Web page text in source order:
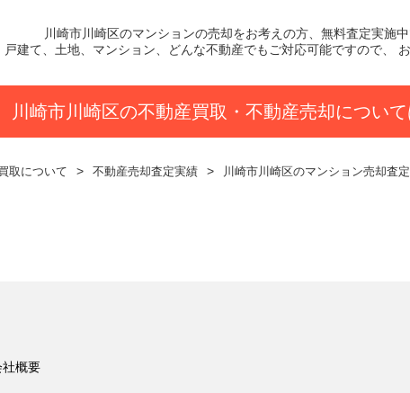
川崎市川崎区のマンションの売却をお考えの方、無料査定実施中
戸建て、土地、マンション、どんな不動産でもご対応可能ですので、
川崎市川崎区の不動産買取・不動産売却につい
取について 不動産売却査定実績 川崎市川崎区のマンション売却査
社概要